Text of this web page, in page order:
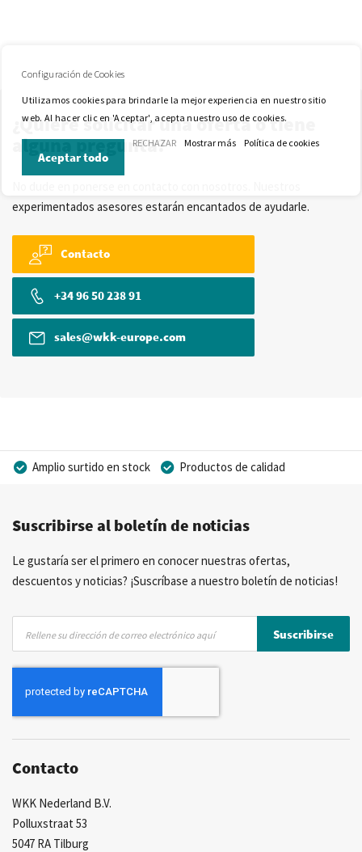
¿Quiere solicitar una oferta o tiene
alguna pregunta?
experimentados asesores estarán encantados de ayudarle.
Contacto
+34 96 50 238 91
sales@wkk-europe.com
Amplio surtido en stock
Productos de calidad
Asesoramiento personal
Más de 40 años de experiencia
Posibilidad de crear marca privada
Suscribirse al boletín de noticias
Le gustaría ser el primero en conocer nuestras ofertas,
descuentos y noticias? ¡Suscríbase a nuestro boletín de noticias!
nuestro
boletín
Suscribirse
Contacto
WKK Nederland B.V.
Polluxstraat 53
5047 RA Tilburg
Configuración de Cookies
Utilizamos cookies para brindarle la mejor experiencia en nuestro sitio
web. Al hacer clic en 'Aceptar', acepta nuestro uso de cookies.
Aceptar todo
RECHAZAR Mostrar más Política de cookies